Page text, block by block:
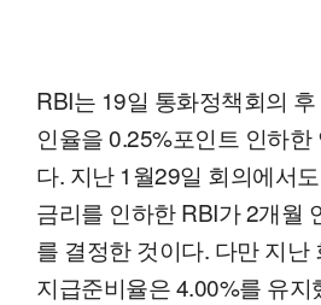
RBI는 19일 통화정책회의
인율을 0.25%포인트 인하
다. 지난 1월29일 회의에서
금리를 인하한 RBI가 2개월
를 결정한 것이다. 다만 지난
지급준비율은 4.00%를 유지